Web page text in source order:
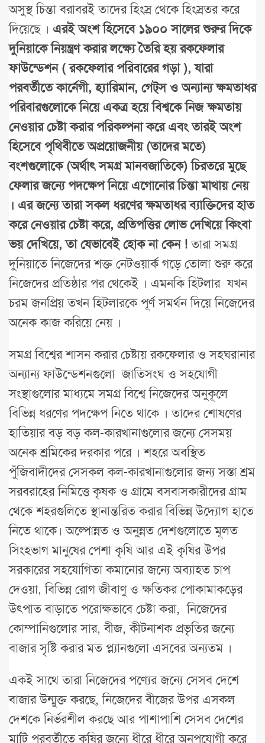
অসুস্থ চিন্তা বরাবরই তাদের হিংস্র থেকে হিংস্রতর করে
দিয়েছে । এরই অংশ হিসেবে ১৯০০ সালের শুরুর দিকে
দুনিয়াকে নিয়ন্ত্রণ করার লক্ষ্যে তৈরি হয় রকফেলার
ফাউন্ডেশন ( রকফেলার পরিবারের গড়া ), যারা
পরবর্তীতে কার্নেগী, হ্যারিমান, গেট্‌স ও অন্যান্য ক্ষমতাধর
পরিবারগুলোকে নিয়ে একত্র হয়ে বিশ্বকে নিজ ক্ষমতায়
নেওয়ার চেষ্টা করার পরিকল্পনা করে এবং তারই অংশ
হিসেবে পৃথিবীতে অপ্রয়োজনীয় (তাদের মতে)
বংশগুলোকে (অর্থাৎ সমগ্র মানবজাতিকে) চিরতরে মুছে
ফেলার জন্যে পদক্ষেপ নিয়ে এগোনোর চিন্তা মাথায় নেয়
। এর জন্যে তারা সকল ধরণের ক্ষমতাধর ব্যাক্তিদের হাত
করে নেওয়ার চেষ্টা করে, প্রতিপত্তির লোভ দেখিয়ে কিংবা
ভয় দেখিয়ে, তা যেভাবেই হোক না কেন !তারা সমগ্র
দুনিয়াতে নিজেদের শক্ত নেটওয়ার্ক গড়ে তোলা শুরু করে
নিজেদের প্রতিষ্ঠার পর থেকেই । এমনকি হিটলার যখন
চরম জনপ্রিয় তখন হিটলারকে পূর্ণ সমর্থন দিয়ে নিজেদের
অনেক কাজ করিয়ে নেয় ।
সমগ্র বিশ্বের শাসন করার চেষ্টায় রকফেলার ও সহঘরানার
অন্যান্য ফাউন্ডেশনগুলো জাতিসংঘ ও সহযোগী
সংস্থাগুলোর মাধ্যমে সমগ্র বিশ্বে নিজেদের অনুকূলে
বিভিন্ন ধরণের পদক্ষেপ নিতে থাকে । তাদের শোষণের
হাতিয়ার বড় বড় কল-কারখানাগুলোর জন্যে সেসময়
অনেক শ্রমিকের দরকার পরে । শহরে অবস্থিত
পুঁজিবাদীদের সেসকল কল-কারখানাগুলোর জন্য সস্তা শ্রম
সরবরাহের নিমিত্তে কৃষক ও গ্রামে বসবাসকারীদের গ্রাম
থেকে শহরগুলিতে স্থানান্তরিত করার বিভিন্ন উদ্যোগ হাতে
নিতে থাকে। অল্পোন্নত ও অনুন্নত দেশগুলোতে মূলত
সিংহভাগ মানুষের পেশা কৃষি আর এই কৃষির উপর
সরকারের সহযোগিতা কমানোর জন্যে অব্যাহত চাপ
দেওয়া, বিভিন্ন রোগ জীবাণু ও ক্ষতিকর পোকামাকড়ের
উৎপাত বাড়াতে পরোক্ষভাবে চেষ্টা করা, নিজেদের
কোম্পানিগুলোর সার, বীজ, কীটনাশক প্রভৃতির জন্যে
বাজার সৃষ্টি করার মত প্ল্যানগুলো এসবের অন্যতম ।
একই সাথে তারা নিজেদের পণ্যের জন্যে সেসব দেশে
বাজার উন্মুক্ত করছে, নিজেদের বীজের উপর এসকল
দেশকে নির্ভরশীল করছে আর পাশাপাশি সেসব দেশের
মাটি পরবর্তীতে কৃষির জন্যে ধীরে ধীরে অনুপযোগী করে